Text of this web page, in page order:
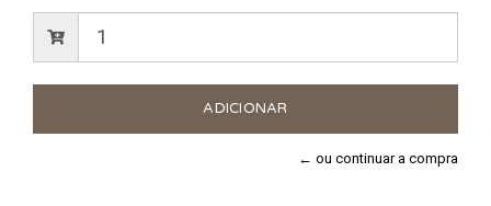
← ou continuar a compra